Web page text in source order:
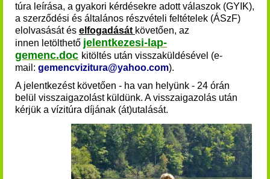
túra leírása, a gyakori kérdésekre adott válaszok (GYIK),
a szerződési és általános részvételi feltételek (ÁSzF)
elolvasását és elfogadását követően, az
innen letölthető jelentkezesi-lap-
gemenc.doc kitöltés után visszaküldésével (e-
mail: gemencvizitura@yahoo.com).
A jelentkezést követően - ha van helyünk - 24 órán
belül visszaigazolást küldünk. A visszaigazolás után
kérjük a vízitúra díjának (át)utalását.